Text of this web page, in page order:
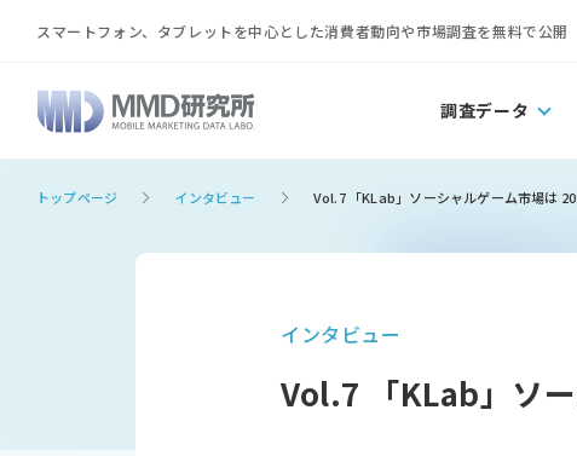
スマートフォン、タブレットを中心とした消費者動向や市場調査を無料で公開
調査データ
トップページ インタビュー Vol.7 「KLab」ソーシャルゲーム市場は
インタビュー
Vol.7 「KLab」ソ